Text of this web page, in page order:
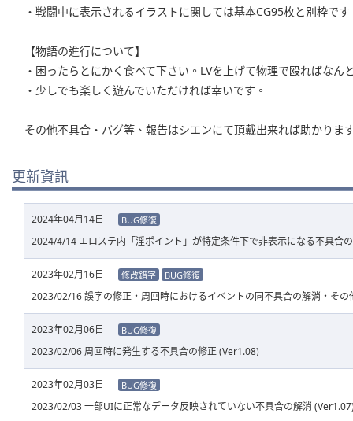
・戦闘中に表示されるイラストに関しては基本CG95枚と別枠です
【物語の進行について】
・困ったらとにかく食べて下さい。LVを上げて物理で殴ればなん
・少しでも楽しく遊んでいただければ幸いです。
その他不具合・バグ等、報告はシエンにて頂戴出来れば助かりま
更新資訊
2024年04月14日 BUG修復
2024/4/14 エロステ内「淫ポイント」が特定条件下で非表示になる不具合
2023年02月16日 修改錯字 BUG修復
2023/02/16 誤字の修正・周回時におけるイベントの同不具合の解消・そ
2023年02月06日 BUG修復
2023/02/06 周回時に発生する不具合の修正 (Ver1.08)
2023年02月03日 BUG修復
2023/02/03 一部UIに正常なデータ反映されていない不具合の解消